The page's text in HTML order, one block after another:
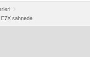
sahnede